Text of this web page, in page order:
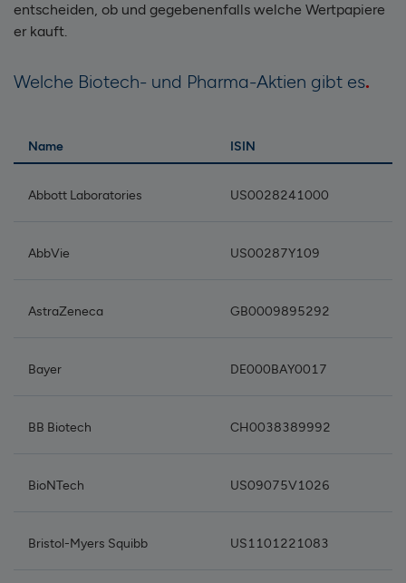
entscheiden, ob und gegebenenfalls welche Wertpapiere
er kauft.
Welche Biotech- und Pharma-Aktien gibt es
Name ISIN
Abbott Laboratories US0028241000
AbbVie US00287Y109
AstraZeneca GB0009895292
Bayer DE000BAY0017
BB Biotech CH0038389992
BioNTech US09075V1026
Bristol-Myers Squibb US1101221083